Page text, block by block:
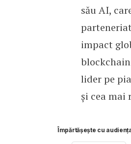
său AI,
impact
lider pe
și cea
Împărtășește cu